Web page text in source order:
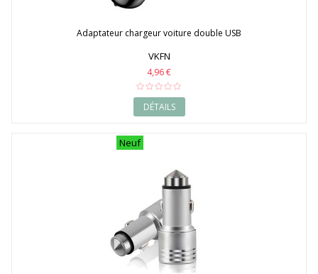
Adaptateur chargeur voiture double USB
VKFN
4,96 €
DÉTAILS
Neuf